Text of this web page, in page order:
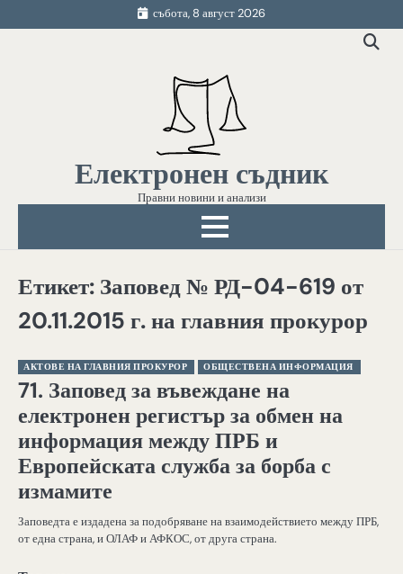
to
събота, 8 август 2026
Електронен съдник
Правни новини и анализи
Етикет: Заповед № РД-04-619 от
20.11.2015 г. на главния прокурор
АКТОВЕ НА ГЛАВНИЯ ПРОКУРОР ОБЩЕСТВЕНА ИНФОРМАЦИЯ
71. Заповед за въвеждане на
електронен регистър за обмен на
информация между ПРБ и
Европейската служба за борба с
измамите
Заповедта е издадена за подобряване на взаимодействието между ПРБ,
от една страна, и ОЛАФ и АФКОС, от друга страна.